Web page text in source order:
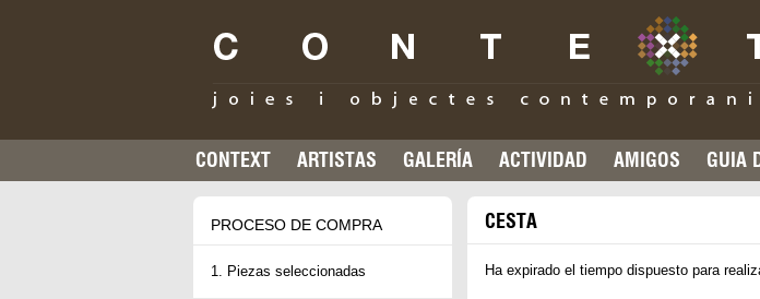
CONTEXT ARTISTAS GALERÍA ACTIVIDAD AMIGOS GUIA
PROCESO DE COMPRA
1. Piezas seleccionadas
CESTA
Ha expirado el tiempo dispuesto para